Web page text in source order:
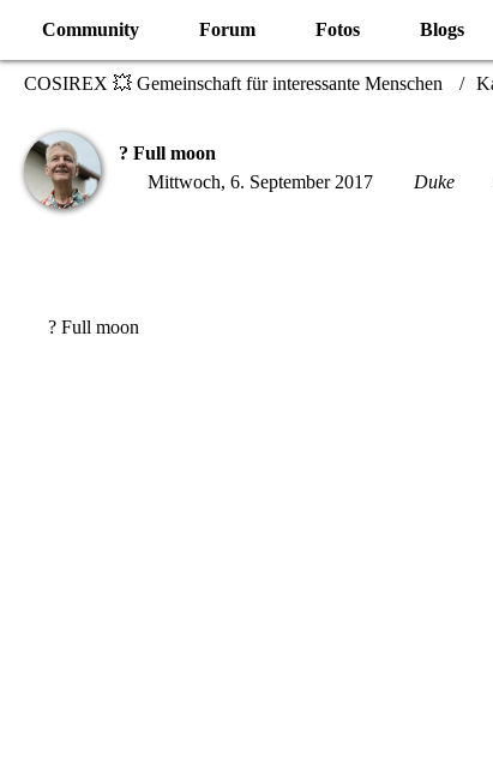
Community Forum Fotos Blogs
COSIREX 💥 Gemeinschaft für interessante Menschen
? Full moon
Mittwoch, 6. September 2017
Duke
? Full moon